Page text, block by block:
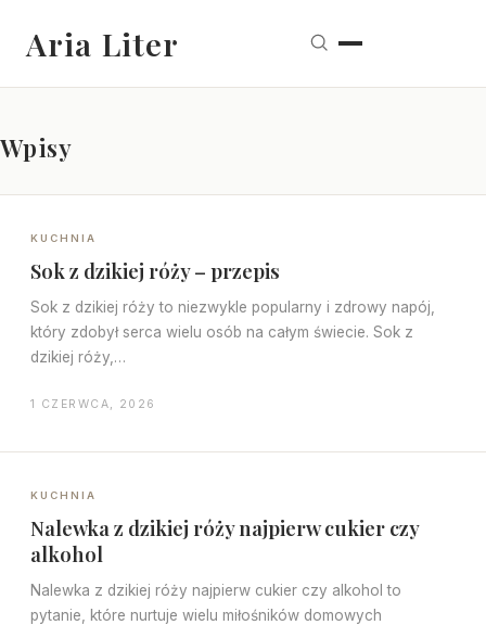
Aria Liter
Wpisy
KUCHNIA
Sok z dzikiej róży – przepis
Sok z dzikiej róży to niezwykle popularny i zdrowy napój,
który zdobył serca wielu osób na całym świecie. Sok z
dzikiej róży,…
1 CZERWCA, 2026
KUCHNIA
Nalewka z dzikiej róży najpierw cukier czy
alkohol
Nalewka z dzikiej róży najpierw cukier czy alkohol to
pytanie, które nurtuje wielu miłośników domowych